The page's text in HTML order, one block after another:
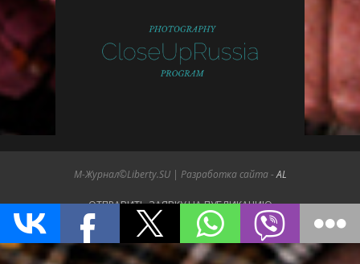
М-Журнал©Liberty.SU | Разработка сайта -AL
ОТПРАВИТЬ ЗАЯВКУ НА ПУБЛИКАЦИЮ
ПОДДЕРЖИТЕ НАС
О ЖУРНАЛЕ LIBERTY.SU